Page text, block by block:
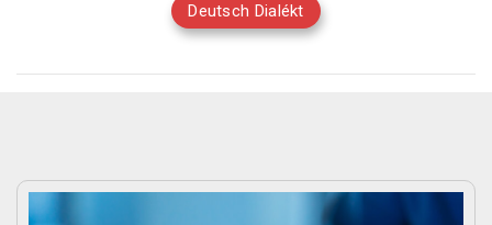
Deutsch Dialékt